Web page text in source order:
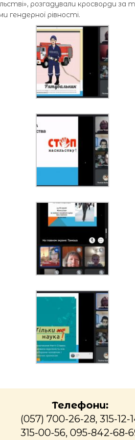
розгадували кросворди за
гендерної рівності.
Телефони:
(057) 700-26-28, 315-12-
315-00-56, 095-842-68-